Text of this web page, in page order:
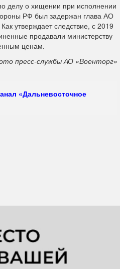
делу о хищении при исполнении
РФ был задержан глава АО
утверждает следствие, с 2019
продавали министерству
ценам.
пресс-службы АО «Военторг»
«Дальневосточное